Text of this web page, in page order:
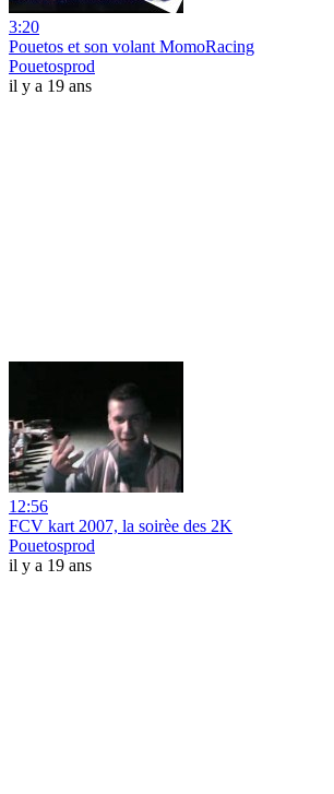
3:20
Pouetos et son volant MomoRacing
Pouetosprod
il y a 19 ans
12:56
FCV kart 2007, la soirèe des 2K
Pouetosprod
il y a 19 ans